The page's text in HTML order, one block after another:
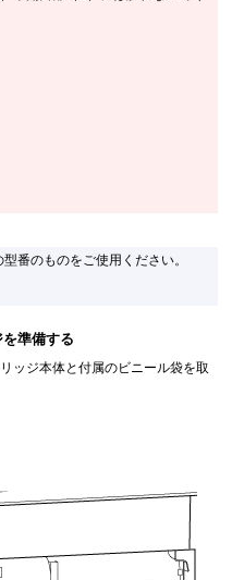
番のものをご使用ください。
準備する
ッジ本体と付属のビニール袋を取